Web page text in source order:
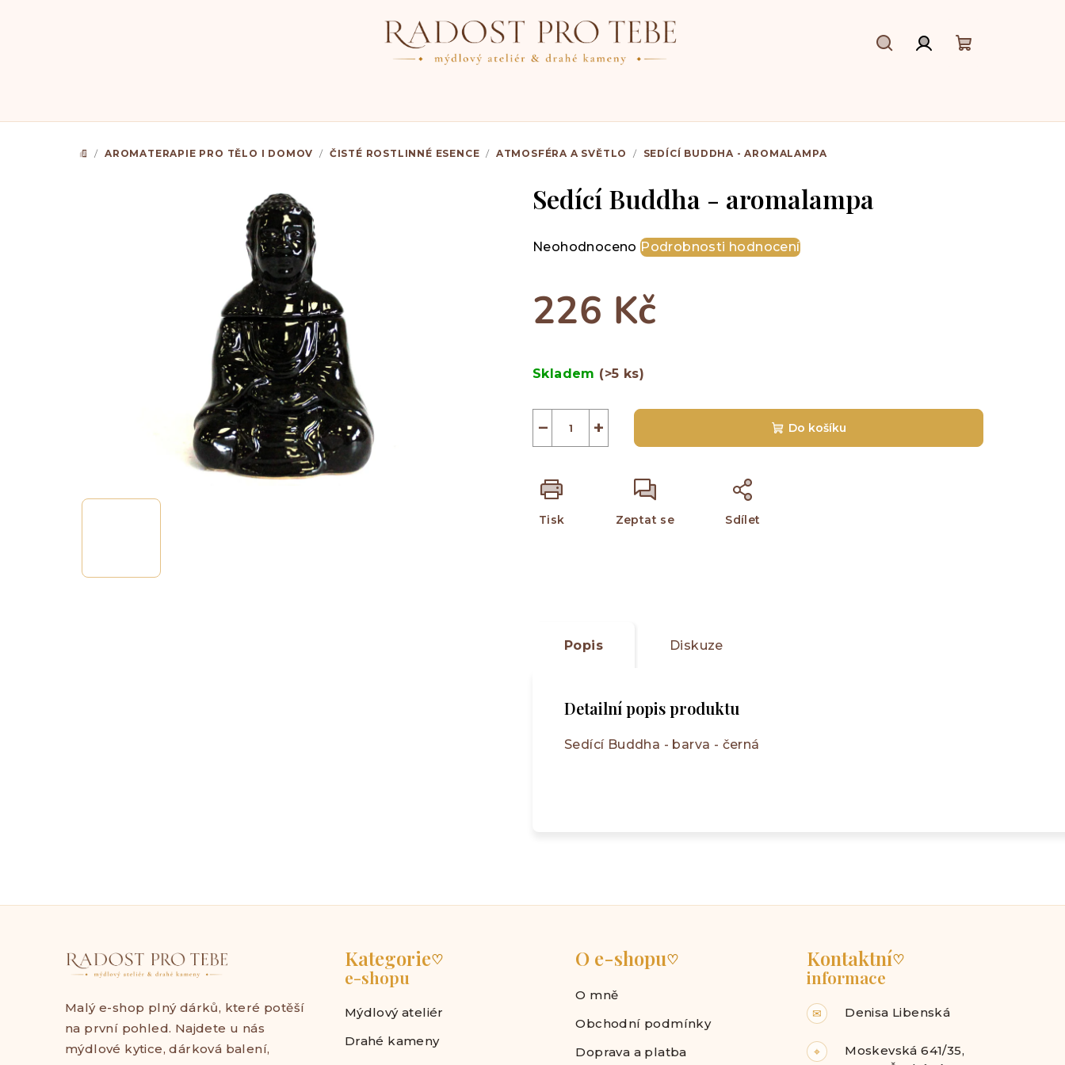
DOMŮ
/ AROMATERAPIE PRO TĚLO I DOMOV / ČISTÉ ROSTLINNÉ ESENCE / ATMOSFÉRA A SVĚTLO / SEDÍCÍ BUDDHA - AROMALAMPA
Sedící Buddha - aromalampa
Průměrné
je
0,0
hvězdiček.
Neohodnoceno Podrobnosti hodnocení
226 Kč
cena:
Skladem (>5 ks)
+
− Do košíku
Tisk Zeptat se Sdílet
Popis Diskuze
Detailní popis produktu
Sedící Buddha - barva - černá
Malý e-shop plný dárků, které potěší
na první pohled. Najdete u nás
mýdlové kytice, dárková balení,
Kategorie♡
e-shopu
Mýdlový ateliér
Drahé kameny
O e-shopu♡
O mně
Obchodní podmínky
Doprava a platba
Kontaktní♡
informace
✉ Denisa Libenská
⌖
Moskevská 641/35,